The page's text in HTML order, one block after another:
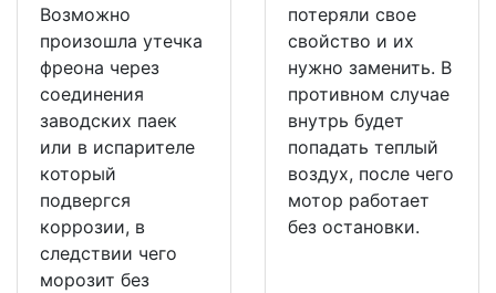
Возможно
произошла утечка
фреона через
соединения
заводских паек
или в испарителе
который
подвергся
коррозии, в
следствии чего
морозит без
потеряли свое
свойство и их
нужно заменить. В
противном случае
внутрь будет
попадать теплый
воздух, после чего
мотор работает
без остановки.